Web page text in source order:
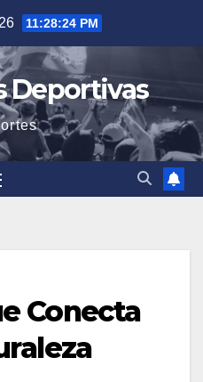
11:28:25 PM
Deportivas
Conecta